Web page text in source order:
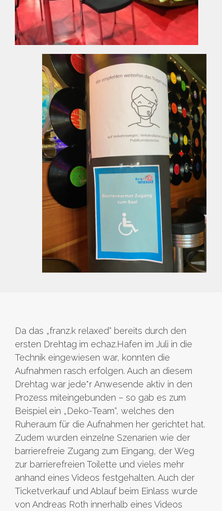
Da das „franz.k relaxed“ bereits durch den
ersten Drehtag im echaz.Hafen im Juli in die
Technik eingewiesen war, konnten die
Aufnahmen rasch erfolgen. Auch an diesem
Drehtag war jede*r Anwesende aktiv in den
Prozess miteingebunden – so gab es zum
Beispiel ein „Deko-Team“, welches den
Ruheraum für die Aufnahmen her gerichtet hat.
Zudem wurden einzelne Szenarien wie der
barrierefreie Zugang zum Eingang, der Weg
zur barrierefreien Toilette und vieles mehr
anhand eines Videos festgehalten. Auch der
Ticketverkauf und Ablauf beim Einlass wurde
von Andreas Roth innerhalb eines Videos